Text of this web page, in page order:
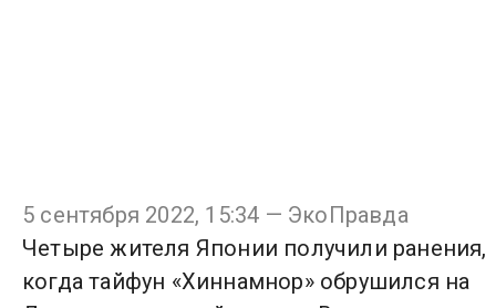
5 сентября 2022, 15:34 — ЭкоПравда
Четыре жителя Японии получили ранения,
когда тайфун «Хиннамнор» обрушился на